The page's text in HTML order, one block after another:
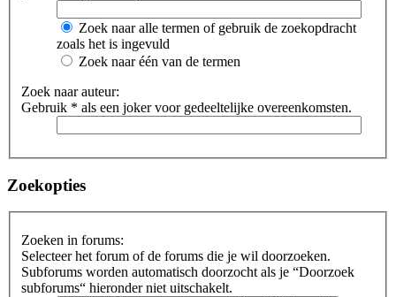
Zoek naar alle termen of gebruik de zoekopdracht
zoals het is ingevuld
Zoek naar één van de termen
Zoek naar auteur:
Gebruik * als een joker voor gedeeltelijke overeenkomsten.
Zoekopties
Zoeken in forums:
Selecteer het forum of de forums die je wil doorzoeken.
Subforums worden automatisch doorzocht als je “Doorzoek
subforums“ hieronder niet uitschakelt.